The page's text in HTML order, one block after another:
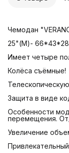
Чемодан
25"(М)- 66*43*28
Имеет четыре
Колёса съёмные!
Защита в виде
Особенности
перемещения.
Увеличение